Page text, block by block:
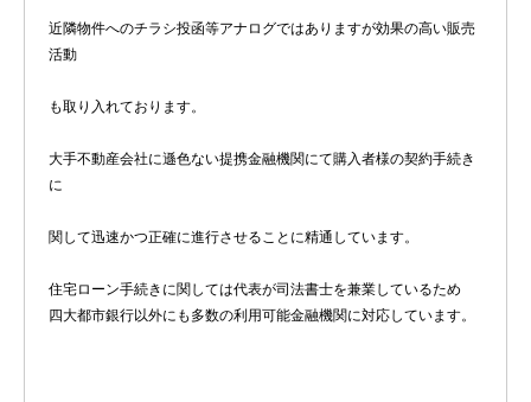
近隣物件へのチラシ投函等アナログではありますが効果の高い販売
活動
も取り入れております。
大手不動産会社に遜色ない提携金融機関にて購入者様の契約手続き
に
関して迅速かつ正確に進行させることに精通しています。
住宅ローン手続きに関しては代表が司法書士を兼業しているため
四大都市銀行以外にも多数の利用可能金融機関に対応しています。